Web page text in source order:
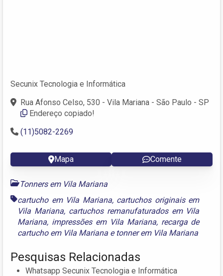
Secunix Tecnologia e Informática
Rua Afonso Celso, 530 - Vila Mariana - São Paulo - SP
Endereço copiado!
(11)5082-2269
Mapa Comente
Tonners em Vila Mariana
cartucho em Vila Mariana, cartuchos originais em
Vila Mariana, cartuchos remanufaturados em Vila
Mariana, impressões em Vila Mariana, recarga de
cartucho em Vila Mariana e tonner em Vila Mariana
Pesquisas Relacionadas
Whatsapp Secunix Tecnologia e Informática